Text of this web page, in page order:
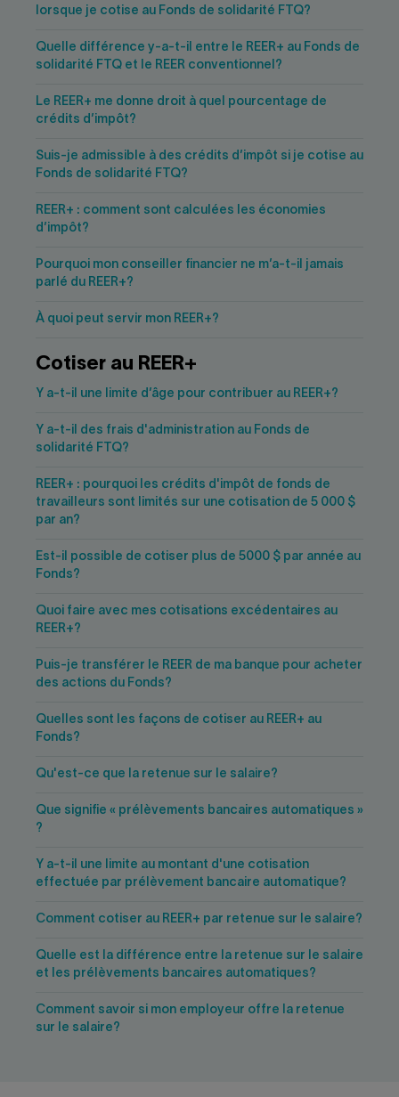
lorsque je cotise au Fonds de solidarité FTQ?
Quelle différence y-a-t-il entre le REER+ au Fonds de
solidarité FTQ et le REER conventionnel?
Le REER+ me donne droit à quel pourcentage de
crédits d’impôt?
Suis-je admissible à des crédits d’impôt si je cotise au
Fonds de solidarité FTQ?
REER+ : comment sont calculées les économies
d’impôt?
Pourquoi mon conseiller financier ne m’a-t-il jamais
parlé du REER+?
À quoi peut servir mon REER+?
Cotiser au REER+
Y a-t-il une limite d’âge pour contribuer au REER+?
Y a-t-il des frais d'administration au Fonds de
solidarité FTQ?
REER+ : pourquoi les crédits d'impôt de fonds de
travailleurs sont limités sur une cotisation de 5 000 $
par an?
Est-il possible de cotiser plus de 5000 $ par année au
Fonds?
Quoi faire avec mes cotisations excédentaires au
REER+?
Puis-je transférer le REER de ma banque pour acheter
des actions du Fonds?
Quelles sont les façons de cotiser au REER+ au
Fonds?
Qu'est-ce que la retenue sur le salaire?
Que signifie « prélèvements bancaires automatiques »
?
Y a-t-il une limite au montant d'une cotisation
effectuée par prélèvement bancaire automatique?
Comment cotiser au REER+ par retenue sur le salaire?
Quelle est la différence entre la retenue sur le salaire
et les prélèvements bancaires automatiques?
Comment savoir si mon employeur offre la retenue
sur le salaire?